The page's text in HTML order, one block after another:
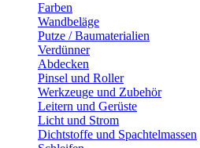
Farben
Wandbeläge
Putze / Baumaterialien
Verdünner
Abdecken
Pinsel und Roller
Werkzeuge und Zubehör
Leitern und Gerüste
Licht und Strom
Dichtstoffe und Spachtelmassen